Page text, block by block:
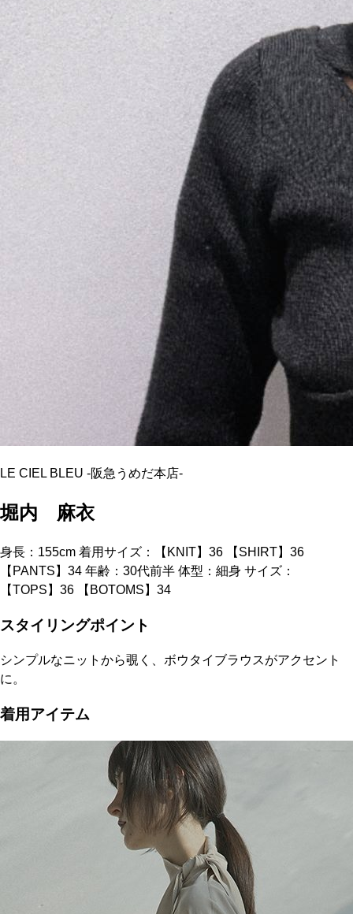
LE CIEL BLEU -阪急うめだ本店-
堀内 麻衣
身長：155cm 着用サイズ：【KNIT】36 【SHIRT】36
【PANTS】34 年齢：30代前半 体型：細身 サイズ：
【TOPS】36 【BOTOMS】34
スタイリングポイント
シンプルなニットから覗く、ボウタイブラウスがアクセント
に。
着用アイテム